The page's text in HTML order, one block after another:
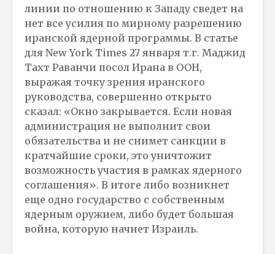
линии по отношению к Западу сведет на
нет все усилия по мирному разрешению
иранской ядерной программы. В статье
для New York Times 27 января т.г. Маджид
Тахт Раванчи посол Ирана в ООН,
выражая точку зрения иранского
руководства, совершенно открыто
сказал: «Окно закрывается. Если новая
администрация не выполнит свои
обязательства и не снимет санкции в
кратчайшие сроки, это уничтожит
возможность участия в рамках ядерного
соглашения». В итоге либо возникнет
еще одно государство с собственным
ядерным оружием, либо будет большая
война, которую начнет Израиль.